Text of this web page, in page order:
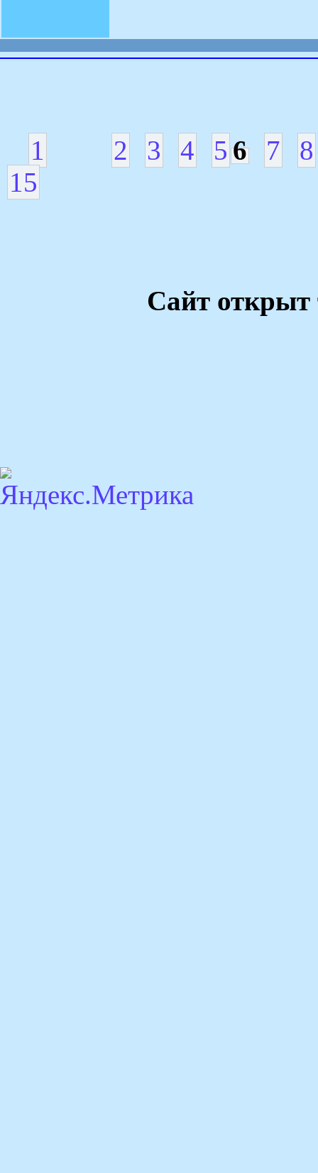
1 2 3 4 5 6 7
8
15
Сайт открыт